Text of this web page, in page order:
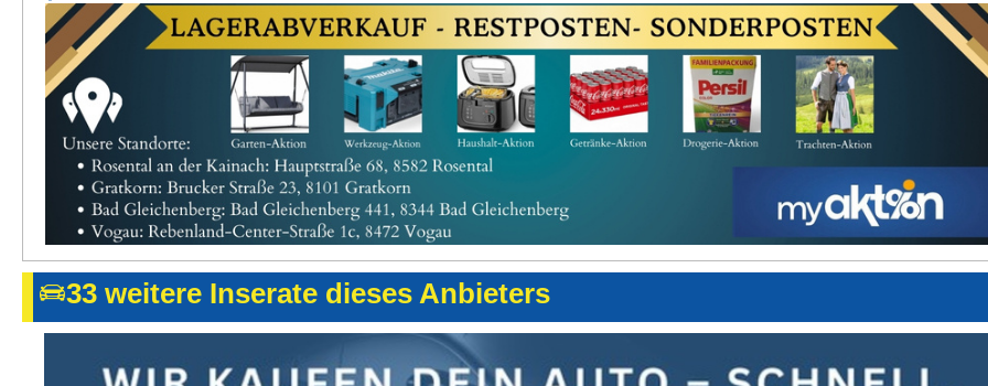
33 weitere Inserate dieses Anbieters